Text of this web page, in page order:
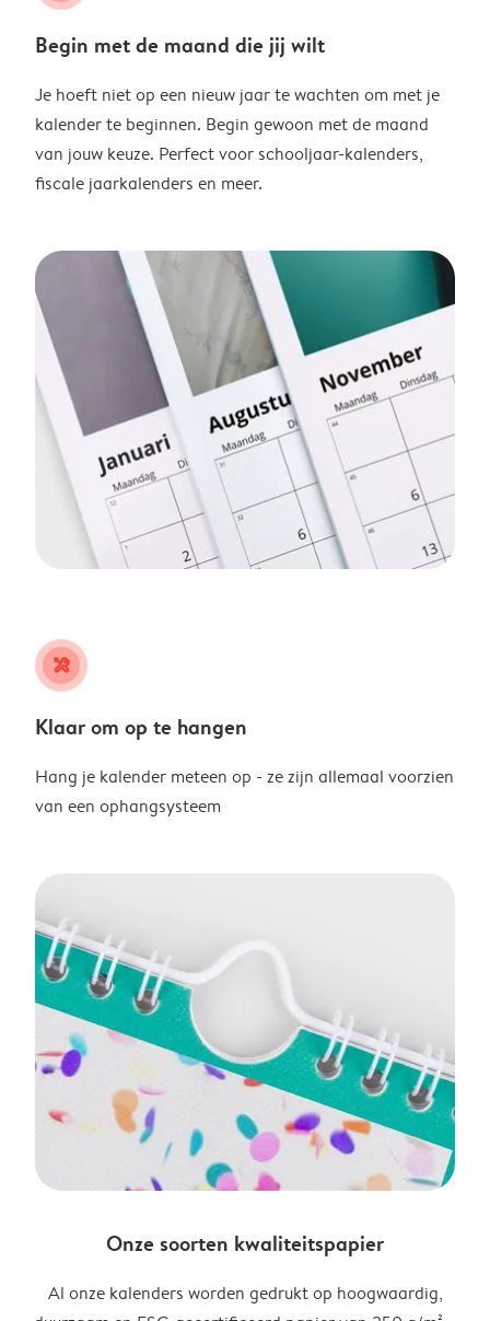
Begin met de maand die jij wilt
Je hoeft niet op een nieuw jaar te wachten om met je
kalender te beginnen. Begin gewoon met de maand
van jouw keuze. Perfect voor schooljaar-kalenders,
fiscale jaarkalenders en meer.
tools
Klaar om op te hangen
Hang je kalender meteen op - ze zijn allemaal voorzien
van een ophangsysteem
Onze soorten kwaliteitspapier
Al onze kalenders worden gedrukt op hoogwaardig,